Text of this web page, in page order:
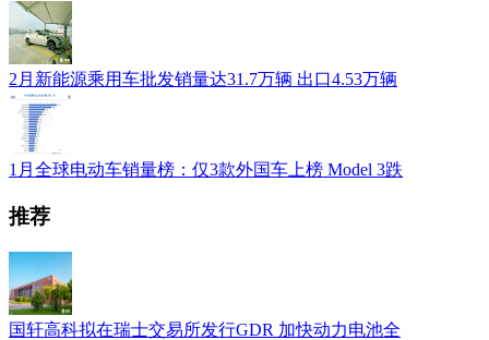
2月新能源乘用车批发销量达31.7万辆 出口4.53万辆
1月全球电动车销量榜：仅3款外国车上榜 Model 3跌
推荐
国轩高科拟在瑞士交易所发行GDR 加快动力电池全